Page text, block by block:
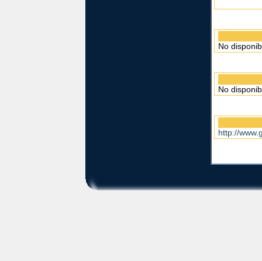
No
No
http://